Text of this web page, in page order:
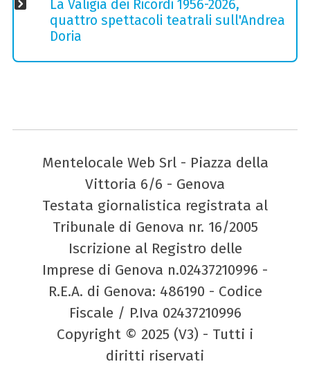
La Valigia dei Ricordi 1956-2026,
quattro spettacoli teatrali sull'Andrea
Doria
Mentelocale Web Srl - Piazza della
Vittoria 6/6 - Genova
Testata giornalistica registrata al
Tribunale di Genova nr. 16/2005
Iscrizione al Registro delle
Imprese di Genova n.02437210996 -
R.E.A. di Genova: 486190 - Codice
Fiscale / P.Iva 02437210996
Copyright © 2025 (V3) - Tutti i
diritti riservati